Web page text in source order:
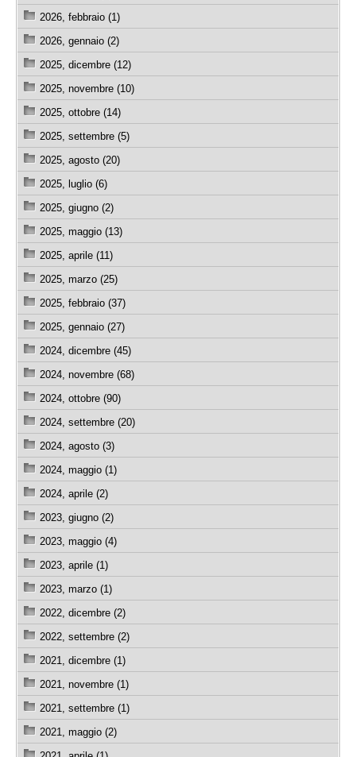
2026, febbraio (1)
2026, gennaio (2)
2025, dicembre (12)
2025, novembre (10)
2025, ottobre (14)
2025, settembre (5)
2025, agosto (20)
2025, luglio (6)
2025, giugno (2)
2025, maggio (13)
2025, aprile (11)
2025, marzo (25)
2025, febbraio (37)
2025, gennaio (27)
2024, dicembre (45)
2024, novembre (68)
2024, ottobre (90)
2024, settembre (20)
2024, agosto (3)
2024, maggio (1)
2024, aprile (2)
2023, giugno (2)
2023, maggio (4)
2023, aprile (1)
2023, marzo (1)
2022, dicembre (2)
2022, settembre (2)
2021, dicembre (1)
2021, novembre (1)
2021, settembre (1)
2021, maggio (2)